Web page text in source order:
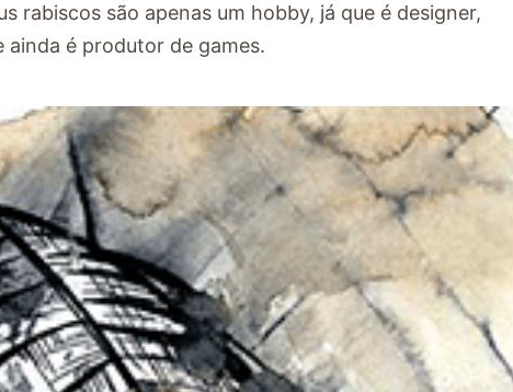
rabiscos são apenas um hobby, já que é designer,
ainda é produtor de games.